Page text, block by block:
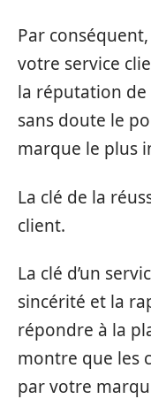
Par
votre service
la réputation
sans doute le
marque le plus
La clé de la
client.
La clé d’un
sincérité et la
répondre à la
montre que les
par votre